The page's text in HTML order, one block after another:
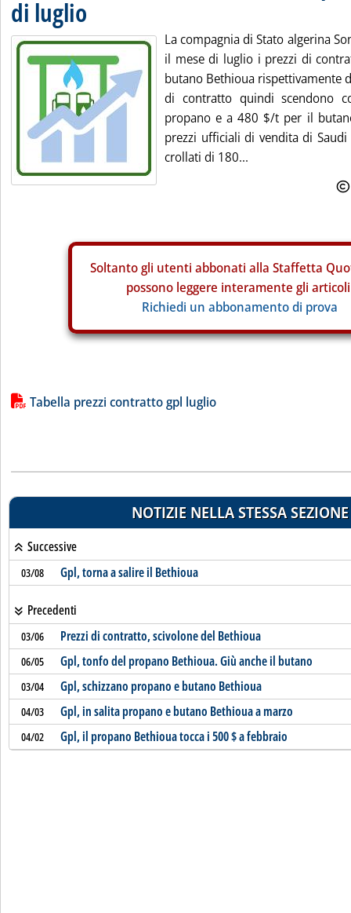
di luglio
La compagnia di Stato algerina
il mese di luglio i prezzi di
butano Bethioua rispettivamente
di contratto quindi scendono
propano e a 480 $/t per il
prezzi ufficiali di vendita di
crollati di 180...
Soltanto gli utenti abbonati alla Staffetta
possono leggere interamente gli
Richiedi un abbonamento di prova
Lista allegati PDF alla notizia
Tabella prezzi contratto gpl luglio
NOTIZIE NELLA STESSA SEZIONE
Successive
03/08 Gpl, torna a salire il Bethioua
Precedenti
03/06 Prezzi di contratto, scivolone del Bethioua
06/05 Gpl, tonfo del propano Bethioua. Giù anche il butano
03/04 Gpl, schizzano propano e butano Bethioua
04/03 Gpl, in salita propano e butano Bethioua a marzo
04/02 Gpl, il propano Bethioua tocca i 500 $ a febbraio